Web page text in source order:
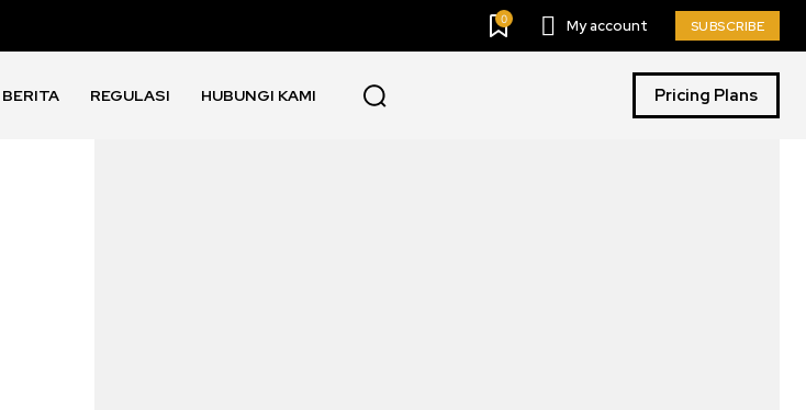
0 My account SUBSCRIBE
BERITA REGULASI HUBUNGI KAMI Pricing Plans